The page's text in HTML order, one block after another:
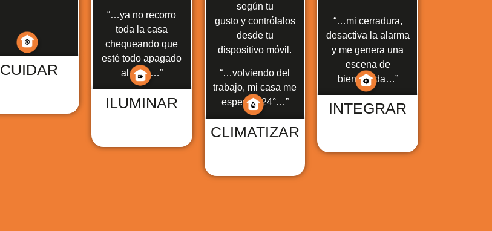
CUIDAR
“…ya no recorro
toda la casa
chequeando que
esté todo apagado
al irme…”
ILUMINAR
según tu
gusto y contrólalos
desde tu
dispositivo móvil.
“…volviendo del
trabajo, mi casa me
espera a 24°…”
CLIMATIZAR
“…mi cerradura,
desactiva la alarma
y me genera una
escena de
bienvenida…”
INTEGRAR